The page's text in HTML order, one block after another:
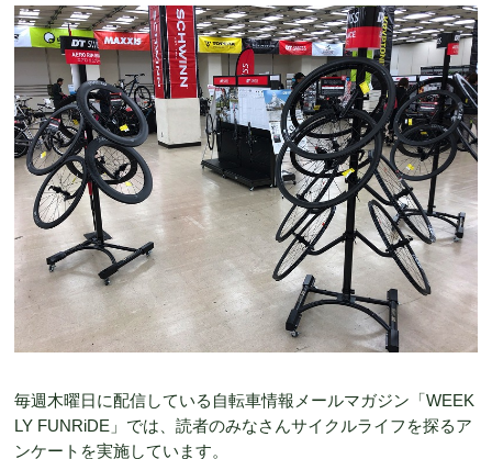
毎週木曜日に配信している自転車情報メールマガジン「WEEK
LY FUNRiDE」では、読者のみなさんサイクルライフを探るア
ンケートを実施しています。